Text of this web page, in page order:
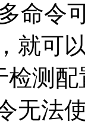
命令
就可
测
无法